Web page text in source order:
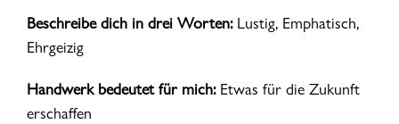
Beschreibe dich in drei Worten:Lustig, Emphatisch,
Ehrgeizig
Handwerk bedeutet für mich:Etwas für die Zukunft
erschaffen